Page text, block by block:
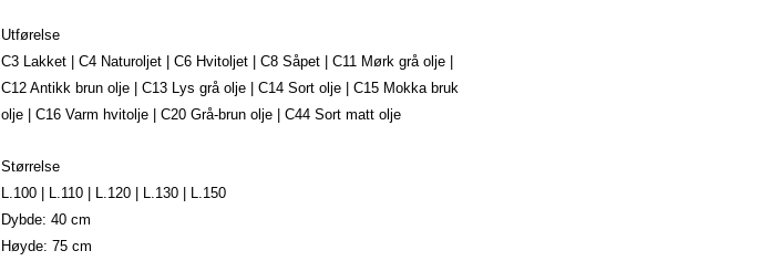
Utførelse
C3 Lakket | C4 Naturoljet | C6 Hvitoljet | C8 Såpet | C11 Mørk grå olje |
C12 Antikk brun olje | C13 Lys grå olje | C14 Sort olje | C15 Mokka bruk
olje | C16 Varm hvitolje | C20 Grå-brun olje | C44 Sort matt olje
Størrelse
L.100 | L.110 | L.120 | L.130 | L.150
Dybde: 40 cm
Høyde: 75 cm